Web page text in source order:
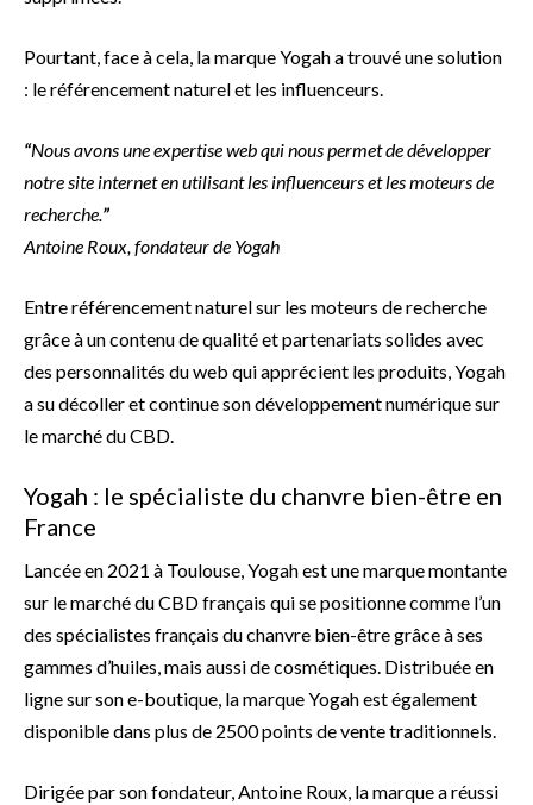
Pourtant, face à cela, la marque Yogah a trouvé une solution
: le référencement naturel et les influenceurs.
“Nous avons une expertise web qui nous permet de développer
notre site internet en utilisant les influenceurs et les moteurs de
recherche.”
Antoine Roux, fondateur de Yogah
Entre référencement naturel sur les moteurs de recherche
grâce à un contenu de qualité et partenariats solides avec
des personnalités du web qui apprécient les produits, Yogah
a su décoller et continue son développement numérique sur
le marché du CBD.
Yogah : le spécialiste du chanvre bien-être en
France
Lancée en 2021 à Toulouse, Yogah est une marque montante
sur le marché du CBD français qui se positionne comme l’un
des spécialistes français du chanvre bien-être grâce à ses
gammes d’huiles, mais aussi de cosmétiques. Distribuée en
ligne sur son e-boutique, la marque Yogah est également
disponible dans plus de 2500 points de vente traditionnels.
Dirigée par son fondateur, Antoine Roux, la marque a réussi